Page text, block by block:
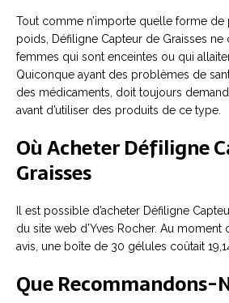
Tout comme n’importe quelle forme
poids, Défiligne Capteur de Graisses ne
femmes qui sont enceintes ou qui
Quiconque ayant des problèmes de
des médicaments, doit toujours
avant d’utiliser des produits de ce type.
Où Acheter Défiligne
Graisses
Il est possible d’acheter Défiligne
du site web d’Yves Rocher. Au
avis, une boîte de 30 gélules coûtait
Que Recommandons-